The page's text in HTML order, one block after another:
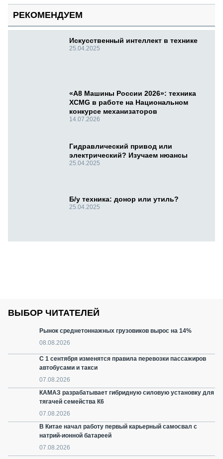
РЕКОМЕНДУЕМ
Искусственный интеллект в технике
25.04.2025
«А8 Машины России 2026»: техника
XCMG в работе на Национальном
конкурсе механизаторов
14.07.2026
Гидравлический привод или
электрический? Изучаем нюансы
25.04.2025
Б/у техника: донор или утиль?
25.04.2025
ВЫБОР ЧИТАТЕЛЕЙ
Рынок среднетоннажных грузовиков вырос на 14%
08.08.2026
С 1 сентября изменятся правила перевозки пассажиров
автобусами и такси
07.08.2026
КАМАЗ разрабатывает гибридную силовую установку для
тягачей семейства К6
07.08.2026
В Китае начал работу первый карьерный самосвал с
натрий-ионной батареей
07.08.2026